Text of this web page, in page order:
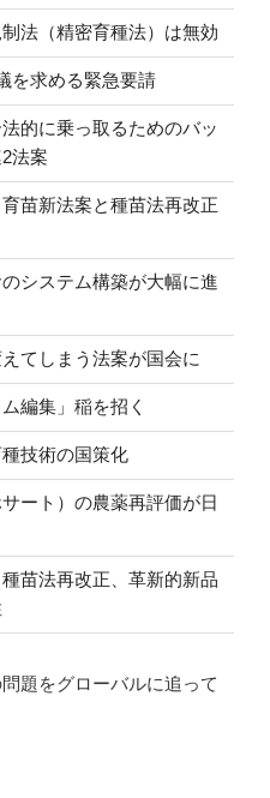
法（精密育種法）は無効
を求める緊急要請
的に乗っ取るためのバッ
法案
苗新法案と種苗法再改正
システム構築が大幅に進
てしまう法案が国会に
編集」稲を招く
技術の国策化
ート）の農薬再評価が日
苗法再改正、革新的新品
題をグローバルに追って